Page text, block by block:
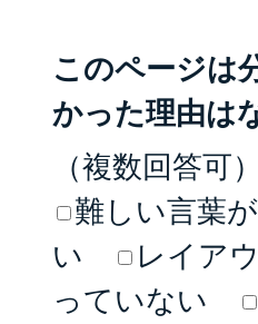
このページは
かった理由は
（複数回答可）
難しい言葉
い
レイア
っていない